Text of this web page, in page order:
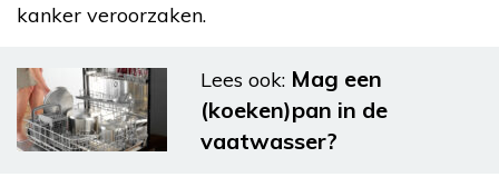
kanker veroorzaken.
Lees ook: Mag een
(koeken)pan in de
vaatwasser?